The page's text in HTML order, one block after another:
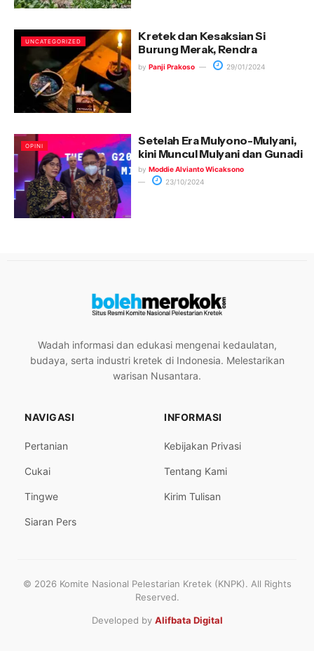
UNCATEGORIZED
Kretek dan Kesaksian Si
Burung Merak, Rendra
by Panji Prakoso 29/01/2024
OPINI
Setelah Era Mulyono-Mulyani,
kini Muncul Mulyani dan Gunadi
by Moddie Alvianto Wicaksono
23/10/2024
Wadah informasi dan edukasi mengenai kedaulatan,
budaya, serta industri kretek di Indonesia. Melestarikan
warisan Nusantara.
NAVIGASI
Pertanian
Cukai
Tingwe
Siaran Pers
INFORMASI
Kebijakan Privasi
Tentang Kami
Kirim Tulisan
© 2026 Komite Nasional Pelestarian Kretek (KNPK). All Rights
Reserved.
Developed by Alifbata Digital